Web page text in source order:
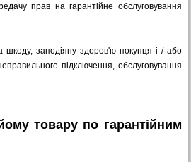
прав на гарантійне обслуговування
шкоду, заподіяну здоров'ю покупця і / або
підключення, обслуговування
товару по гарантійним